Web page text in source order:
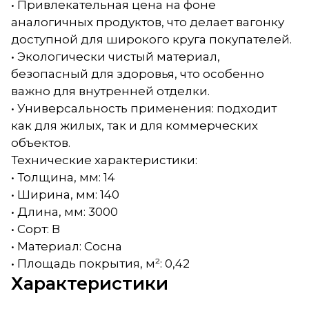
• Привлекательная цена на фоне
аналогичных продуктов, что делает вагонку
доступной для широкого круга покупателей.
• Экологически чистый материал,
безопасный для здоровья, что особенно
важно для внутренней отделки.
• Универсальность применения: подходит
как для жилых, так и для коммерческих
объектов.
Технические характеристики:
• Толщина, мм: 14
• Ширина, мм: 140
• Длина, мм: 3000
• Сорт: В
• Материал: Сосна
• Площадь покрытия, м²: 0,42
Характеристики